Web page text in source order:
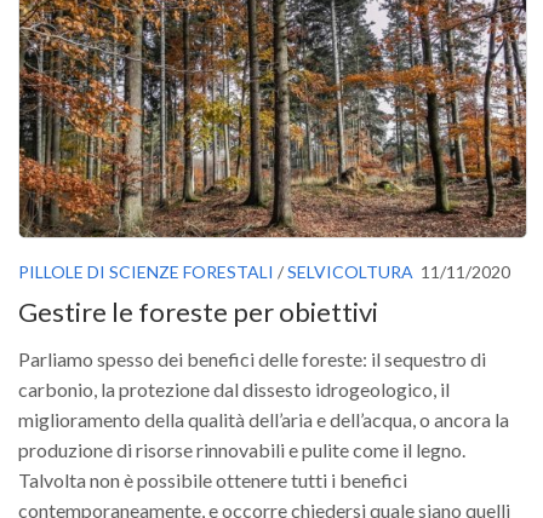
PILLOLE DI SCIENZE FORESTALI /SELVICOLTURA 11/11/2020
Gestire le foreste per obiettivi
Parliamo spesso dei benefici delle foreste: il sequestro di
carbonio, la protezione dal dissesto idrogeologico, il
miglioramento della qualità dell’aria e dell’acqua, o ancora la
produzione di risorse rinnovabili e pulite come il legno.
Talvolta non è possibile ottenere tutti i benefici
contemporaneamente, e occorre chiedersi quale siano quelli